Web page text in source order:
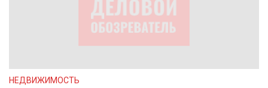
НЕДВИЖИМОСТЬ